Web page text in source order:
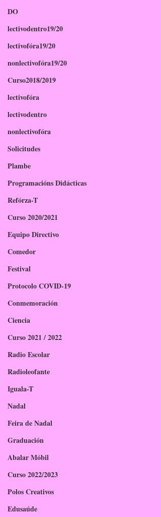
DO
lectivodentro19/20
lectivofóra19/20
nonlectivofóra19/20
Curso2018/2019
lectivofóra
lectivodentro
nonlectivofóra
Solicitudes
Plambe
Programacións Didácticas
Refórza-T
Curso 2020/2021
Equipo Directivo
Comedor
Festival
Protocolo COVID-19
Conmemoración
Ciencia
Curso 2021 / 2022
Radio Escolar
Radioleofante
Iguala-T
Nadal
Feira de Nadal
Graduación
Abalar Móbil
Curso 2022/2023
Polos Creativos
Edusaúde